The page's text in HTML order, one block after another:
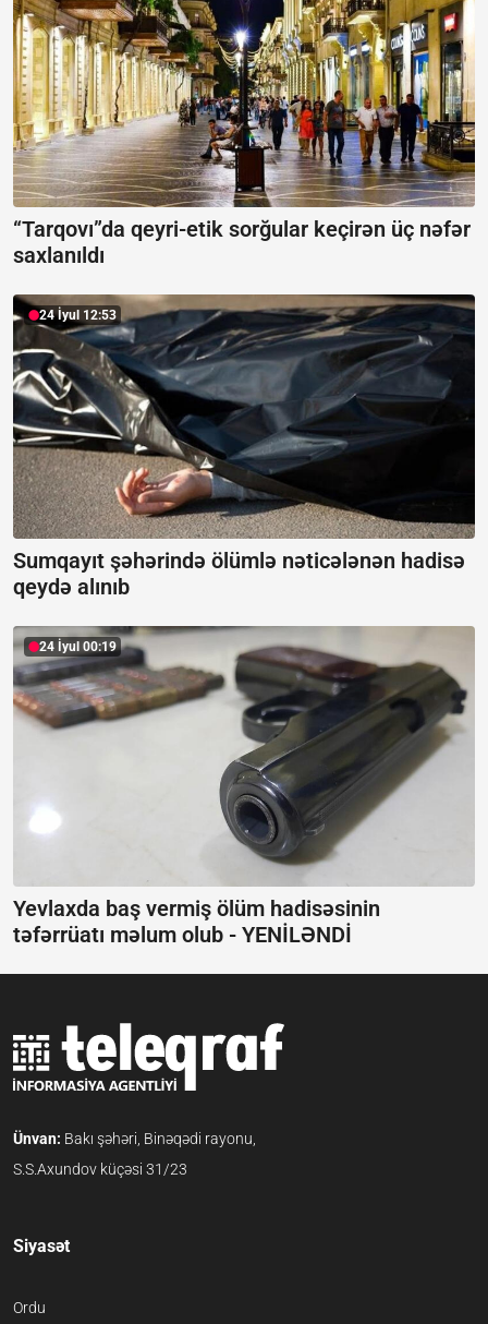
“Tarqovı”da qeyri-etik sorğular keçirən üç nəfər
saxlanıldı
24 İyul 12:53
Sumqayıt şəhərində ölümlə nəticələnən hadisə
qeydə alınıb
24 İyul 00:19
Yevlaxda baş vermiş ölüm hadisəsinin
təfərrüatı məlum olub - YENİLƏNDİ
Ünvan: Bakı şəhəri, Binəqədi rayonu,
S.S.Axundov küçəsi 31/23
Siyasət
Ordu